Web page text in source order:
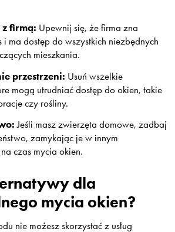
firmą: Upewnij się, że firma zna
i ma dostęp do wszystkich niezbędnych
mieszkania.
przestrzeni: Usuń wszelkie
mogą utrudniać dostęp do okien, takie
czy rośliny.
Jeśli masz zwierzęta domowe, zadbaj
zamykając je w innym
czas mycia okien.
dla
mycia okien?
nie możesz skorzystać z usług